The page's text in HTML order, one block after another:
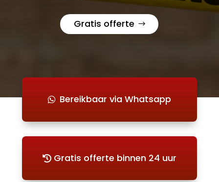
Gratis offerte
Bereikbaar via Whatsapp
Gratis offerte binnen 24 uur